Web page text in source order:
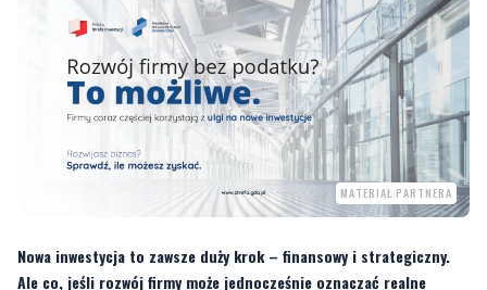
MATERIAŁ PARTNERA
Nowa inwestycja to zawsze duży krok – finansowy i strategiczny.
Ale co, jeśli rozwój firmy może jednocześnie oznaczać realne